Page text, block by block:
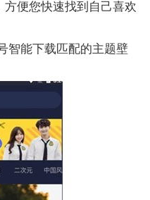
便您快速找到自己喜欢
智能下载匹配的主题壁